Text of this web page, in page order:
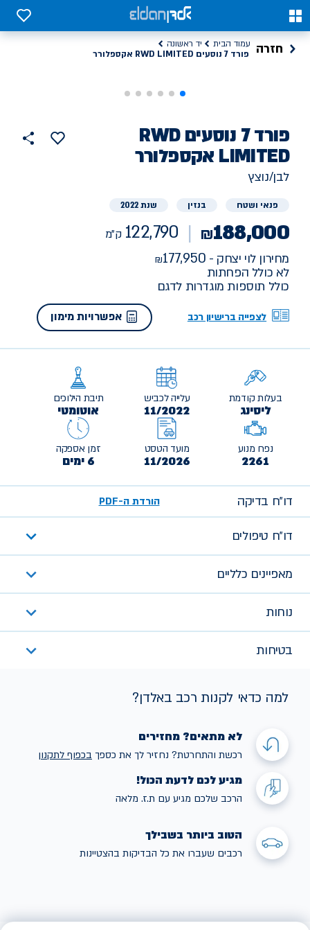
0
0
חזרה עמוד הבית
יד ראשונה
פורד 7 נוסעים RWD LIMITED אקספלורר
רכב
יד
ראשונה
פורד
7 נוסעים RWD
LIMITED אקספלורר
הוסף
למועדפים
לבן/נוצץ
פנאי ושטח בנזין שנת 2022
₪188,000
122,790 ק"מ
מחירון לוי יצחק - 177,950
לא כולל הפחתות
כולל תוספות מוגדרות לדגם
לצפייה ברישיון רכב אפשרויות מימון
בעלות קודמת
ליסינג
עלייה לכביש
11/2022
תיבת הילוכים
אוטומטי
נפח מנוע
2261
מועד הטסט
11/2026
זמן אספקה
6 ימים
דו״ח בדיקה הורדת ה-PDF
דו״ח טיפולים
מאפיינים כלליים
נוחות
בטיחות
למה כדאי לקנות רכב באלדן?
לא מתאים? מחזירים
רכשת והתחרטת? נחזיר לך את כספך בכפוף לתקנון
מגיע לכם לדעת הכול!
הרכב שלכם מגיע עם ת.ז. מלאה
הטוב ביותר בשבילך
רכבים שעברו את כל הבדיקות בהצטיינות